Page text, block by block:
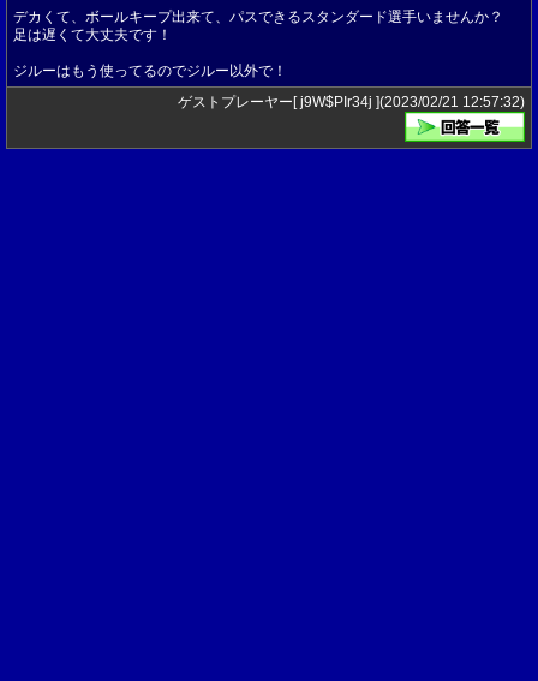
デカくて、ボールキープ出来て、パスできるスタンダード選手いませんか？
足は遅くて大丈夫です！
ジルーはもう使ってるのでジルー以外で！
ゲストプレーヤー[ j9W$PIr34j ](2023/02/21 12:57:32)